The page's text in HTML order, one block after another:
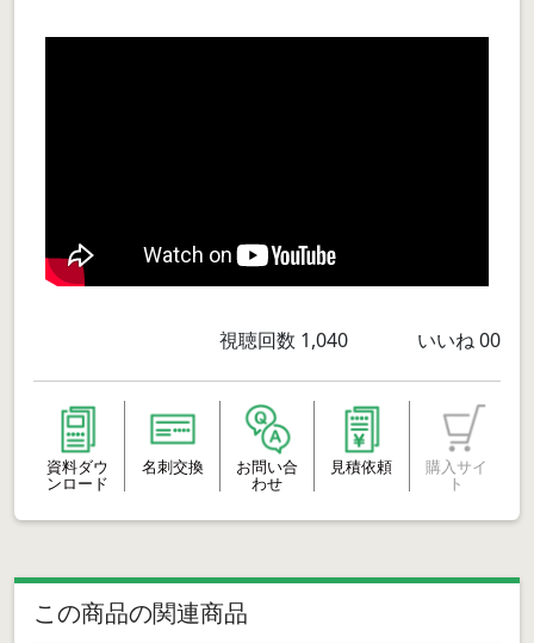
視聴回数 1,040 いいね00
資料ダウ
ンロード
名刺交換 お問い合
わせ
見積依頼 購入サイ
ト
この商品の関連商品